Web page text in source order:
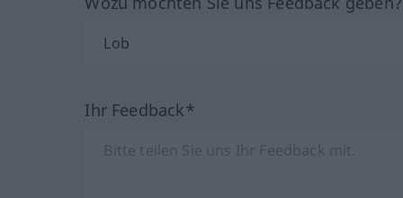
Ihr Feedback*